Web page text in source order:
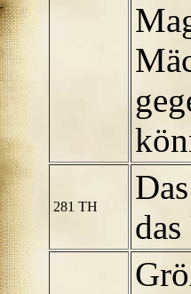
281 TH